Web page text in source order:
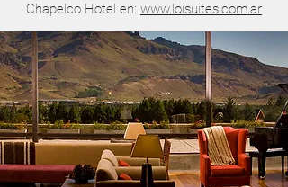
Chapelco Hotel en: www.loisuites.com.ar